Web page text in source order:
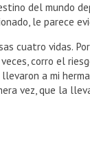
del mundo
le parece
cuatro vidas.
corro el
a mi
vez, que la